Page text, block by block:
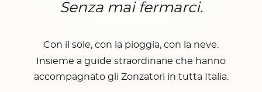
Senza mai fermarci.
Con il sole, con la pioggia, con la neve.
Insieme a guide straordinarie che hanno
accompagnato gli Zonzatori in tutta Italia.